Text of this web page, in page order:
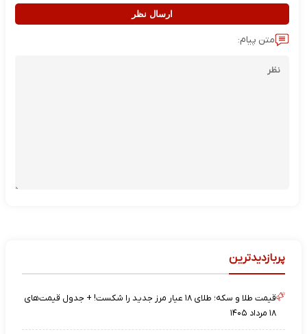
ارسال نظر
متن پیام:
پربازدیدترین
قیمت طلا و سکه؛ طلای ۱۸ عیار مرز جدید را شکست! + جدول قیمت‌های
۱۸ مرداد ۱۴۰۵